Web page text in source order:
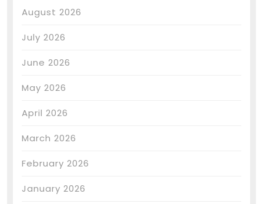
August 2026
July 2026
June 2026
May 2026
April 2026
March 2026
February 2026
January 2026